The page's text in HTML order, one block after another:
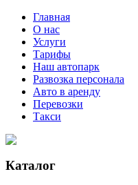
Главная
О нас
Услуги
Тарифы
Наш автопарк
Развозка персонала
Авто в аренду
Перевозки
Такси
Каталог